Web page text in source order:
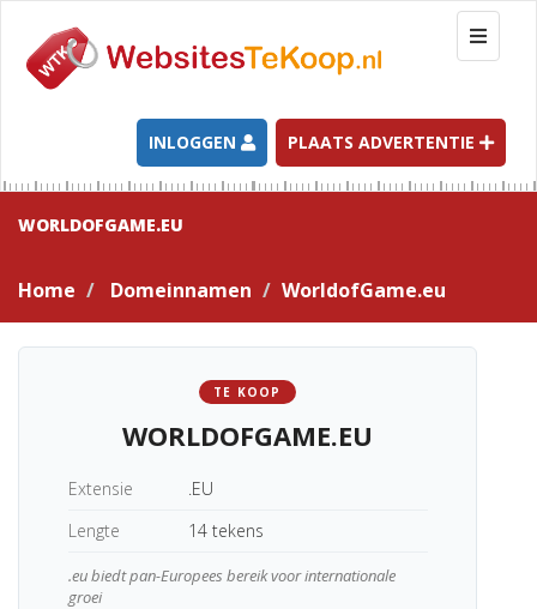
T
o
g
l
e
n
a
t
INLOGGEN PLAATS ADVERTENTIE
WORLDOFGAME.EU
Home Domeinnamen WorldofGame.eu
TE KOOP
WORLDOFGAME.EU
Extensie
.EU
Lengte
14 tekens
.eu biedt pan-Europees bereik voor internationale
groei